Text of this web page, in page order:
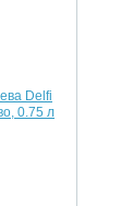
Delfi
0.75 л